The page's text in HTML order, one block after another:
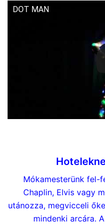
DOT MAN
Mókamesterünk fel-
Chaplin, Elvis vagy
utánozza, megvicceli
mindenki arcára.